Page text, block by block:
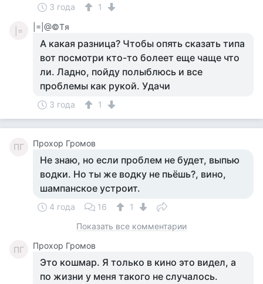
3 года 1
|= |=|@©Tя
А какая разница? Чтобы опять сказать типа
вот посмотри кто-то болеет еще чаще что
ли. Ладно, пойду полыблюсь и все
проблемы как рукой. Удачи
3 года 1
ПГ Прохор Громов
Не знаю, но если проблем не будет, выпью
водки. Но ты же водку не пьёшь?, вино,
шампанское устроит.
4 года 16
1
Показать все комментарии
ПГ Прохор Громов
Это кошмар. Я только в кино это видел, а
по жизни у меня такого не случалось.